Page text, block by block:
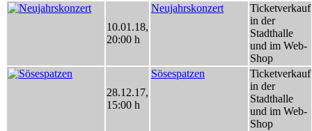
10.01.18,
20:00 h
Neujahrskonzert
Ticketverkauf
in der
Stadthalle
und im Web-
Shop
28.12.17,
15:00 h
Sösespatzen
Ticketverkauf
in der
Stadthalle
und im Web-
Shop